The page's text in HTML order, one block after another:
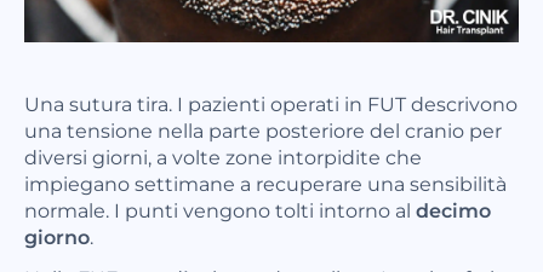
Una sutura tira. I pazienti operati in FUT descrivono
una tensione nella parte posteriore del cranio per
diversi giorni, a volte zone intorpidite che
impiegano settimane a recuperare una sensibilità
normale. I punti vengono tolti intorno al decimo
giorno.